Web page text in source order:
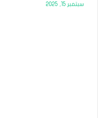
سبتمبر 15, 2025